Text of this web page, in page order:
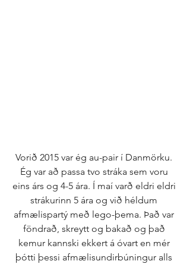
Vorið 2015 var ég au-pair í Danmörku.
Ég var að passa tvo stráka sem voru
eins árs og 4-5 ára. Í maí varð eldri eldri
strákurinn 5 ára og við héldum
afmælispartý með lego-þema. Það var
föndrað, skreytt og bakað og það
kemur kannski ekkert á óvart en mér
þótti þessi afmælisundirbúningur alls